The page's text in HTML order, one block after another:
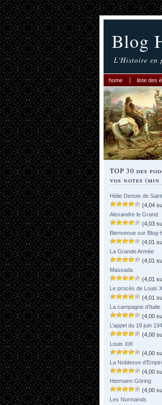
Blog
L'Histoire en
home liste des
TOP 30 des
vos notes (min
Hélie Denoix de
(4,04
Alexandre le Grand
(4,03
Bienvenue sur Blog-
(4,01
La Grande Armée
(4,01
Massada
(4,01
Le procès de Louis
(4,01
La campagne d’Italie
(4,00
L’appel du 18 juin
(4,00
Louis XIII
(4,00
La Noblesse
(4,00
Hermann Göring
(4,00
Les Normands